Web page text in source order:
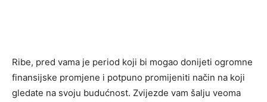
Ribe, pred vama je period koji bi mogao donijeti ogromne
finansijske promjene i potpuno promijeniti način na koji
gledate na svoju budućnost. Zvijezde vam šalju veoma